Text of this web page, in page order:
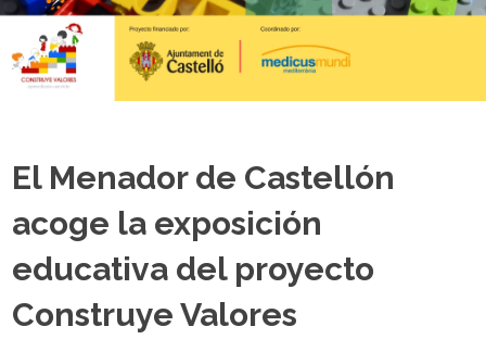
El Menador de Castellón
acoge la exposición
educativa del proyecto
Construye Valores